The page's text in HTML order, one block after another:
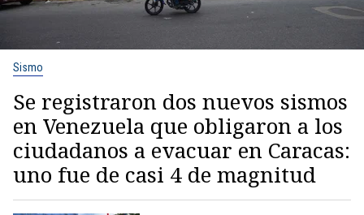
Sismo
Se registraron dos nuevos sismos
en Venezuela que obligaron a los
ciudadanos a evacuar en Caracas:
uno fue de casi 4 de magnitud